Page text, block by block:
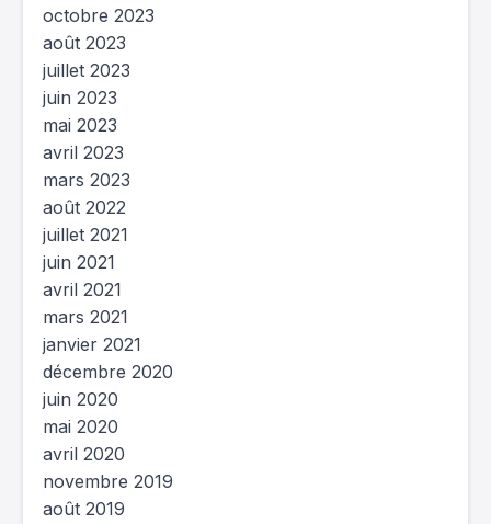
octobre 2023
août 2023
juillet 2023
juin 2023
mai 2023
avril 2023
mars 2023
août 2022
juillet 2021
juin 2021
avril 2021
mars 2021
janvier 2021
décembre 2020
juin 2020
mai 2020
avril 2020
novembre 2019
août 2019